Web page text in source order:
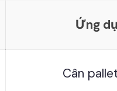
Ứng
Cân